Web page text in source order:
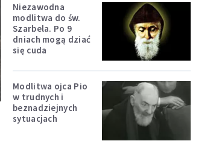
Niezawodna
modlitwa do św.
Szarbela. Po 9
dniach mogą dziać
się cuda
Modlitwa ojca Pio
w trudnych i
beznadziejnych
sytuacjach